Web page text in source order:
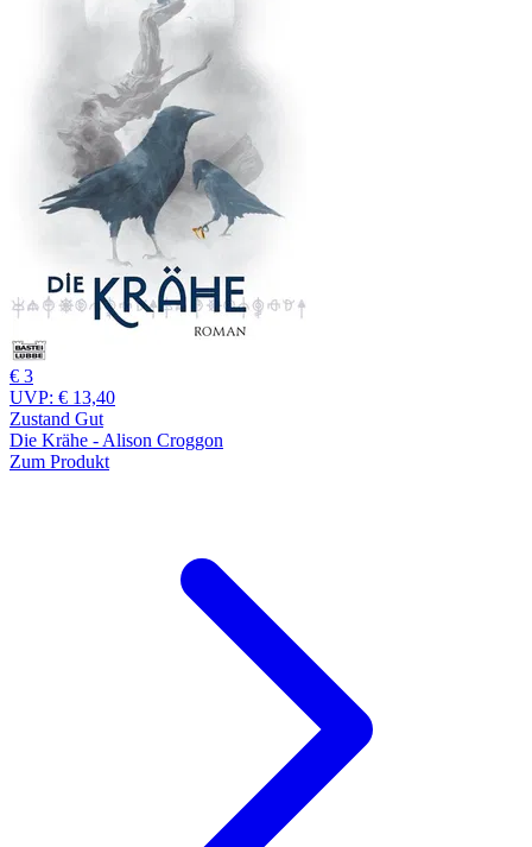
€ 3
UVP: € 13,40
Zustand Gut
Die Krähe - Alison Croggon
Zum Produkt